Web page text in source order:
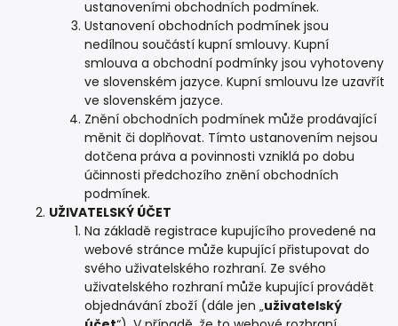
ustanoveními obchodních podmínek.
Ustanovení obchodních podmínek jsou
nedílnou součástí kupní smlouvy. Kupní
smlouva a obchodní podmínky jsou vyhotoveny
ve slovenském jazyce. Kupní smlouvu lze uzavřít
ve slovenském jazyce.
Znění obchodních podmínek může prodávající
měnit či doplňovat. Tímto ustanovením nejsou
dotčena práva a povinnosti vzniklá po dobu
účinnosti předchozího znění obchodních
podmínek.
UŽIVATELSKÝ ÚČET
Na základě registrace kupujícího provedené na
webové stránce může kupující přistupovat do
svého uživatelského rozhraní. Ze svého
uživatelského rozhraní může kupující provádět
objednávání zboží (dále jen „uživatelský